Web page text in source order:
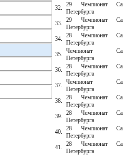
32.
29 Чемпионат
Петербурга
33.
29 Чемпионат
Петербурга
34.
28 Чемпионат
Петербурга
35.
Чемпионат
Петербурга
36.
28 Чемпионат
Петербурга
37.
Чемпионат
Петербурга
38.
28 Чемпионат
Петербурга
39.
28 Чемпионат
Петербурга
40.
28 Чемпионат
Петербурга
41.
28 Чемпионат
Петербурга